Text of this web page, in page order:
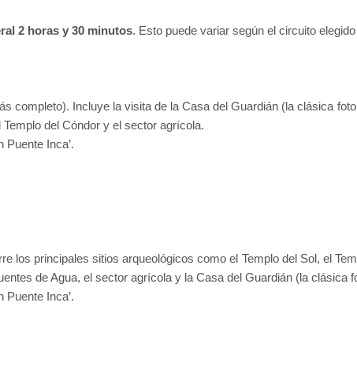
2 horas y 30 minutos. Esto puede variar según el circuito
completo). Incluye la visita de la Casa del Guardián (la clásica
del Cóndor y el sector agrícola.
Puente Inca’.
los principales sitios arqueológicos como el Templo del Sol, el
de Agua, el sector agrícola y la Casa del Guardián (la clásica
Puente Inca’.